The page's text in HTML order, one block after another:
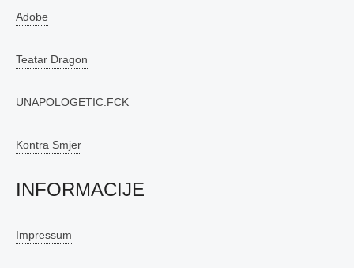
Adobe
Teatar Dragon
UNAPOLOGETIC.FCK
Kontra Smjer
INFORMACIJE
Impressum